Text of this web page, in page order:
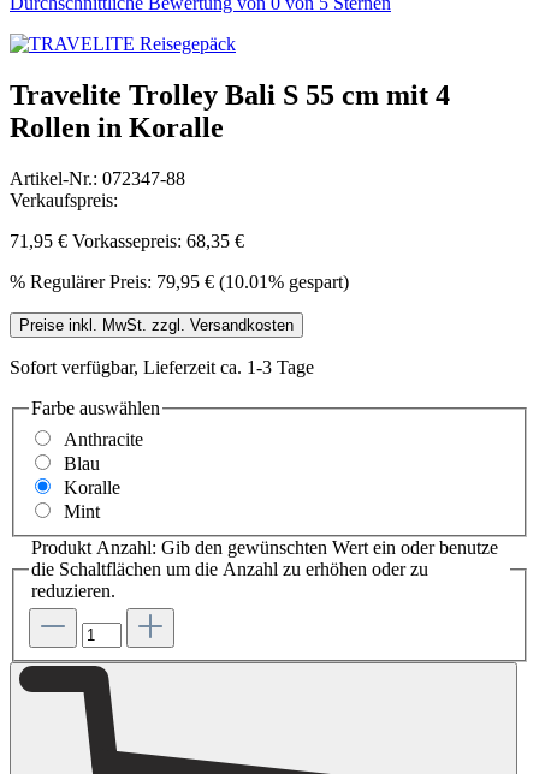
Travelite Trolley Bali S 55 cm mit 4
Rollen in Koralle
Artikel-Nr.: 072347-88
Verkaufspreis:
71,95 € Vorkassepreis: 68,35 €
% Regulärer Preis: 79,95 € (10.01% gespart)
Preise inkl. MwSt. zzgl. Versandkosten
Sofort verfügbar, Lieferzeit ca. 1-3 Tage
Farbe auswählen
Anthracite
Blau
Koralle
Mint
Produkt Anzahl: Gib den gewünschten Wert ein oder benutze
die Schaltflächen um die Anzahl zu erhöhen oder zu
reduzieren.